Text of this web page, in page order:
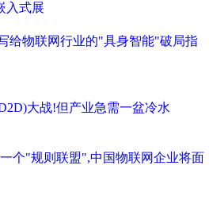
入式展
给物联网行业的"具身智能"破局指
大战!但产业急需一盆冷水
个"规则联盟",中国物联网企业将面